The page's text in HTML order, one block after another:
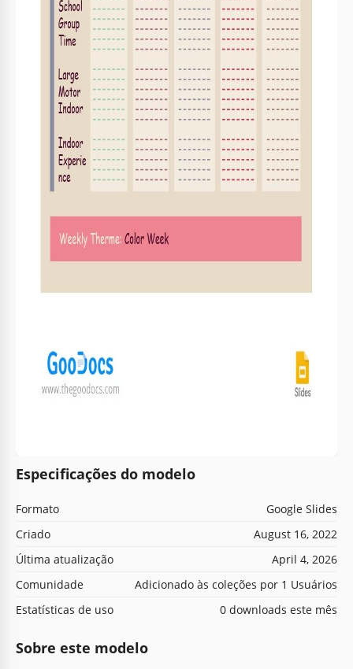
Especificações do modelo
Formato
Google Slides
Criado
August 16, 2022
Última atualização
April 4, 2026
Comunidade
Adicionado às coleções por 1 Usuários
Estatísticas de uso
0 downloads este mês
Sobre este modelo